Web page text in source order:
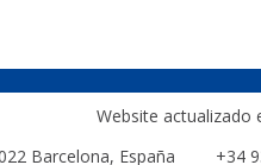
Website actualizado
Barcelona, España +34